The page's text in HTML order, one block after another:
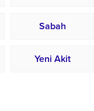
Sabah
Yeni Akit